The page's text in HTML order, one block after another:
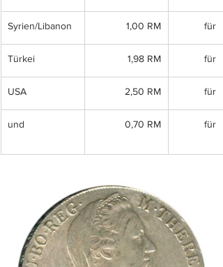
Syrien/Libanon 1,00 RM für
Türkei 1,98 RM für
USA 2,50 RM für
und 0,70 RM für